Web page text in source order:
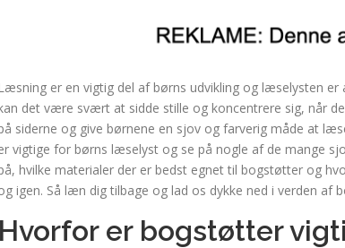
er en vigtig del af børns udvikling og læselysten
det være svært at sidde stille og koncentrere sig, når
siderne og give børnene en sjov og farverig måde at
vigtige for børns læselyst og se på nogle af de mange
hvilke materialer der er bedst egnet til bogstøtter og
igen. Så læn dig tilbage og lad os dykke ned i verden af
Hvorfor er bogstøtter